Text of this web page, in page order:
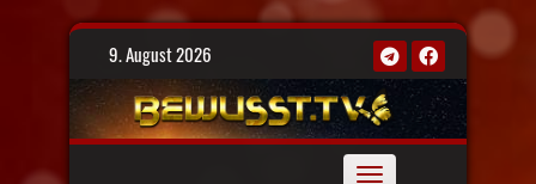
Skip
9. August 2026
Toggle